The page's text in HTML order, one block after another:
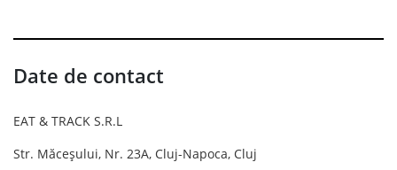
Date de contact
EAT & TRACK S.R.L
Str. Măceșului, Nr. 23A, Cluj-Napoca, Cluj